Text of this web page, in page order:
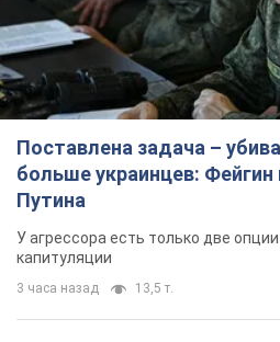
Поставлена задача –
больше украинцев: Фейгин
Путина
У агрессора есть только две
капитуляции
3 часа назад 13,5 т.